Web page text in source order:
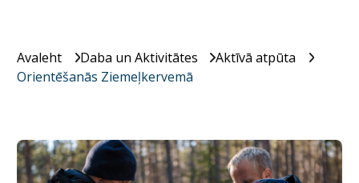
Avaleht Daba un Aktivitātes
Aktīvā atpūta
Orientēšanās Ziemeļkervemā